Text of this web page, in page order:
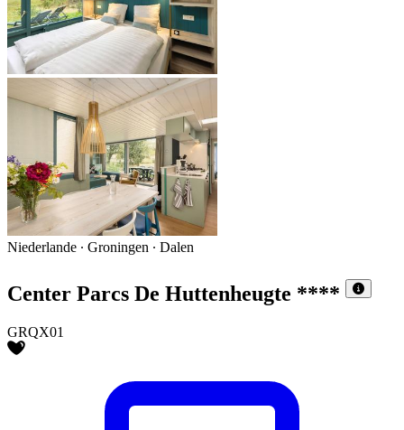
Niederlande ∙ Groningen ∙ Dalen
Center Parcs De Huttenheugte ****
GRQX01